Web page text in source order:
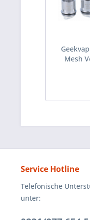
Mesh
Service Hotline
Telefonische
unter: